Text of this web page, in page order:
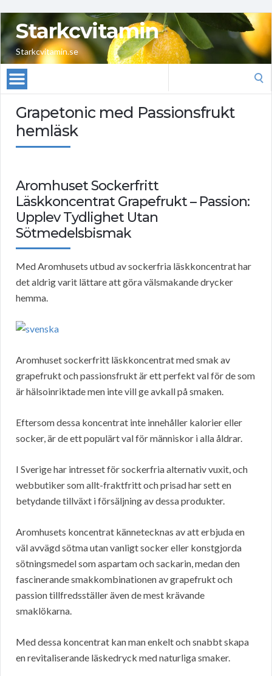
Starkcvitamin
Starkcvitamin.se
Grapetonic med Passionsfrukt
hemläsk
Aromhuset Sockerfritt
Läskkoncentrat Grapefrukt – Passion:
Upplev Tydlighet Utan
Sötmedelsbismak
Med Aromhusets utbud av sockerfria läskkoncentrat har
det aldrig varit lättare att göra välsmakande drycker
hemma.
Aromhuset sockerfritt läskkoncentrat med smak av
grapefrukt och passionsfrukt är ett perfekt val för de som
är hälsoinriktade men inte vill ge avkall på smaken.
Eftersom dessa koncentrat inte innehåller kalorier eller
socker, är de ett populärt val för människor i alla åldrar.
I Sverige har intresset för sockerfria alternativ vuxit, och
webbutiker som allt-fraktfritt och prisad har sett en
betydande tillväxt i försäljning av dessa produkter.
Aromhusets koncentrat kännetecknas av att erbjuda en
väl avvägd sötma utan vanligt socker eller konstgjorda
sötningsmedel som aspartam och sackarin, medan den
fascinerande smakkombinationen av grapefrukt och
passion tillfredsställer även de mest krävande
smaklökarna.
Med dessa koncentrat kan man enkelt och snabbt skapa
en revitaliserande läskedryck med naturliga smaker.